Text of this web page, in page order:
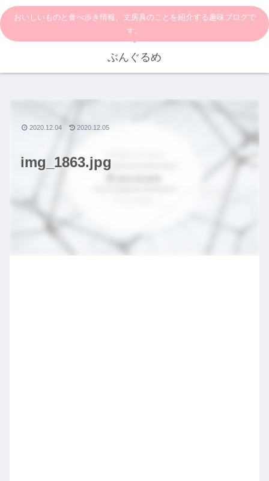
おいしいものと食べ歩き情報、文房具のことを紹介する趣味ブログで
す。
ぶんぐるめ
img_1863.jpg
2020.12.04 2020.12.05